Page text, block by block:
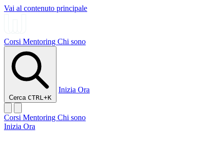
Vai al contenuto principale
Corsi Mentoring Chi sono
Cerca CTRL+K
Inizia Ora
Corsi Mentoring Chi sono
Inizia Ora